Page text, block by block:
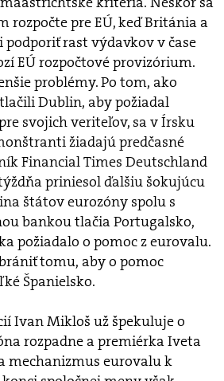
rozpočte pre EÚ, keď Británia a
rast výdavkov v čase
EÚ rozpočtové provizórium.
problémy. Po tom, ako
Dublin, aby požiadal
svojich veriteľov, sa v Írsku
žiadajú predčasné
Financial Times Deutschland
priniesol ďalšiu šokujúcu
štátov eurozóny spolu s
bankou tlačia Portugalsko,
požiadalo o pomoc z eurovalu.
tomu, aby o pomoc
Španielsko.
Ivan Mikloš už špekuluje o
rozpadne a premiérka Iveta
mechanizmus eurovalu k